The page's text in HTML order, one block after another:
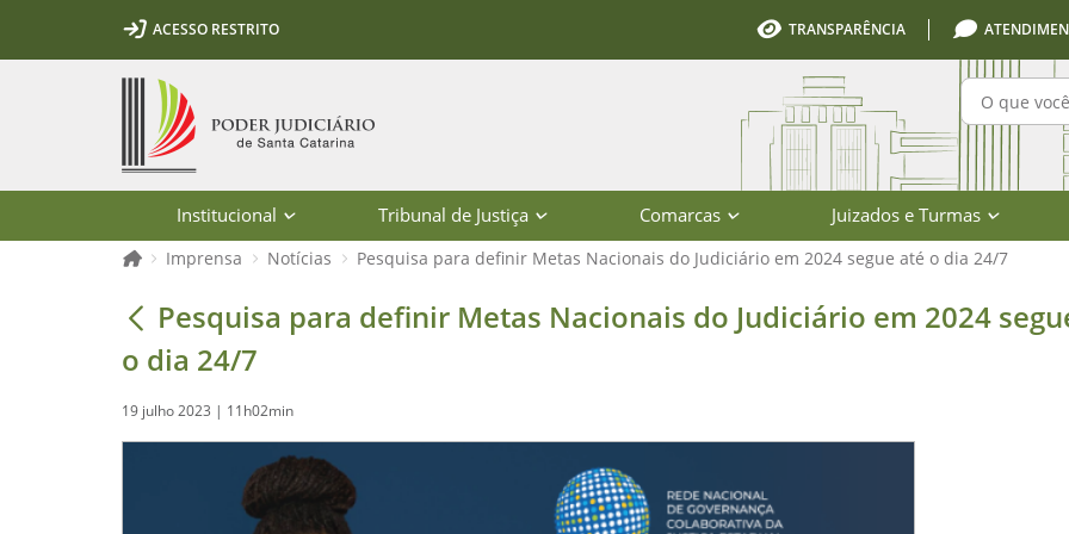
Ir para o conteúdo
Ir para a ferramenta de acessibilidade - Rybená
Ir para o menu principal
Ir para a pesquisa
Ir para o rodapé
Ir para a página inicialACESSO RESTRITO TRANSPARÊNCIA
Institucional Tribunal de Justiça Comarcas Juizados e Turmas
Página inicial
Imprensa Notícias Pesquisa para definir Metas Nacionais do Judiciário em 2024 segue até o dia 24/7
Pesquisa para definir Metas Nacionais do Judiciário em 2024 segue
Pesquisa para definir Metas Nacionais do Judiciário em 2024
o dia 24/7
19 julho 2023 | 11h02min